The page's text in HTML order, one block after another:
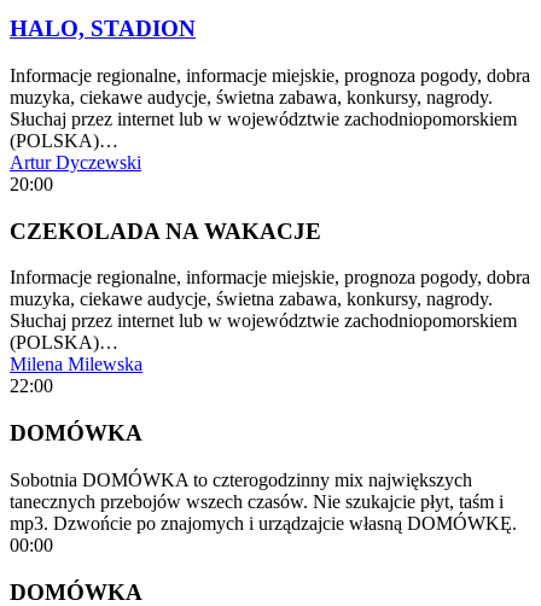
HALO, STADION
Informacje regionalne, informacje miejskie, prognoza pogody, dobra
muzyka, ciekawe audycje, świetna zabawa, konkursy, nagrody.
Słuchaj przez internet lub w województwie zachodniopomorskiem
(POLSKA)…
Artur Dyczewski
20:00
CZEKOLADA NA WAKACJE
Informacje regionalne, informacje miejskie, prognoza pogody, dobra
muzyka, ciekawe audycje, świetna zabawa, konkursy, nagrody.
Słuchaj przez internet lub w województwie zachodniopomorskiem
(POLSKA)…
Milena Milewska
22:00
DOMÓWKA
Sobotnia DOMÓWKA to czterogodzinny mix największych
tanecznych przebojów wszech czasów. Nie szukajcie płyt, taśm i
mp3. Dzwońcie po znajomych i urządzajcie własną DOMÓWKĘ.
00:00
DOMÓWKA